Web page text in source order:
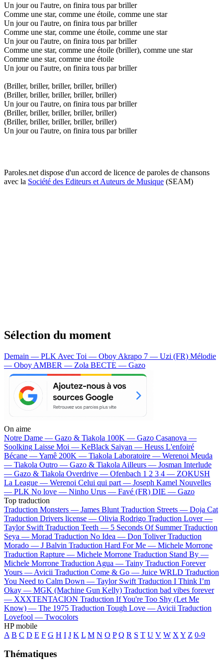
Un jour ou l'autre, on finira tous par briller
Comme une star, comme une étoile, comme une star
Un jour ou l'autre, on finira tous par briller
Comme une star, comme une étoile, comme une star
Un jour ou l'autre, on finira tous par briller
Comme une star, comme une étoile (briller), comme une star
Comme une star, comme une étoile
Un jour ou l'autre, on finira tous par briller
(Briller, briller, briller, briller, briller)
(Briller, briller, briller, briller, briller)
Un jour ou l'autre, on finira tous par briller
(Briller, briller, briller, briller, briller)
(Briller, briller, briller, briller, briller)
Un jour ou l'autre, on finira tous par briller
Paroles.net dispose d'un accord de licence de paroles de chansons
avec la Société des Editeurs et Auteurs de Musique (SEAM)
Sélection du moment
Demain — PLK Avec Toi — Oboy Akrapo 7 — Uzi (FR) Mélodie
— Oboy AMBER — Zola BECTE — Gazo
On aime
Notre Dame — Gazo & Tiakola 100K — Gazo Casanova —
Soolking Laisse Moi — KeBlack Saiyan — Heuss L'enfoiré
Bécane —Yamê 200K — Tiakola Laboratoire — Werenoi Meuda
— Tiakola Outro — Gazo & Tiakola Ailleurs — Josman Interlude
— Gazo & Tiakola Overdrive — Ofenbach 1 2 3 4 — ZOKUSH
La League — Werenoi Celui qui part — Joseph Kamel Nouvelles
— PLK No love — Ninho Urus — Favé (FR) DIE — Gazo
Top traduction
Traduction Monsters — James Blunt Traduction Streets — Doja Cat
Traduction Drivers license — Olivia Rodrigo Traduction Lover —
Taylor Swift Traduction Teeth — 5 Seconds Of Summer Traduction
Seya — Morad Traduction No Idea — Don Toliver Traduction
Morado — J Balvin Traduction Hard For Me — Michele Morrone
Traduction Rapture — Michele Morrone Traduction Stand By —
Michele Morrone Traduction Agua — Tainy Traduction Forever
Yours — Avicii Traduction Come & Go — Juice WRLD Traduction
You Need to Calm Down — Taylor Swift Traduction I Think I’m
Okay — MGK (Machine Gun Kelly) Traduction bad vibes forever
— XXXTENTACION Traduction If You're Too Shy (Let Me
Know) — The 1975 Traduction Tough Love — Avicii Traduction
Lovefool — Twocolors
HP mobile
A B C D E F G H I J K L M N O P Q R S T U V W X Y Z 0-9
Thématiques